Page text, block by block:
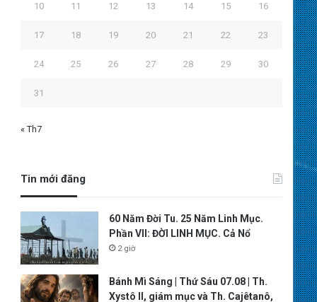
10 11 12 13 14 15 16
17 18 19 20 21 22 23
24 25 26 27 28 29 30
31
« Th7
Tin mới đăng
60 Năm Đời Tu. 25 Năm Linh Mục.
Phần VII: ĐỜI LINH MỤC. Cả Nổ
2 giờ
Bánh Mì Sáng | Thứ Sáu 07.08 | Th.
Xystô II, giám mục và Th. Cajêtanô,